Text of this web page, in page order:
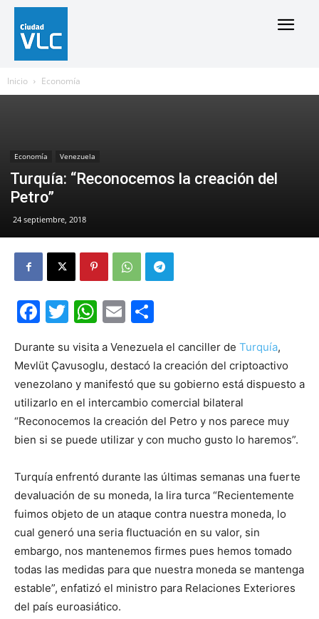
Inicio Economía
Economía Venezuela
Turquía: “Reconocemos la creación del
Petro”
24 septiembre, 2018
Facebook
Twitter
WhatsApp
Email
Durante su visita a Venezuela el canciller de Turquía,
Mevlüt Çavusoglu, destacó la creación del criptoactivo
venezolano y manifestó que su gobierno está dispuesto a
utilizarlo en el intercambio comercial bilateral
“Reconocemos la creación del Petro y nos parece muy
bien si se puede utilizar y con mucho gusto lo haremos”.
Turquía enfrentó durante las últimas semanas una fuerte
devaluación de su moneda, la lira turca “Recientemente
fuimos objeto de un ataque contra nuestra moneda, lo
cual generó una seria fluctuación en su valor, sin
embargo, nos mantenemos firmes pues hemos tomado
todas las medidas para que nuestra moneda se mantenga
estable”, enfatizó el ministro para Relaciones Exteriores
del país euroasiático.